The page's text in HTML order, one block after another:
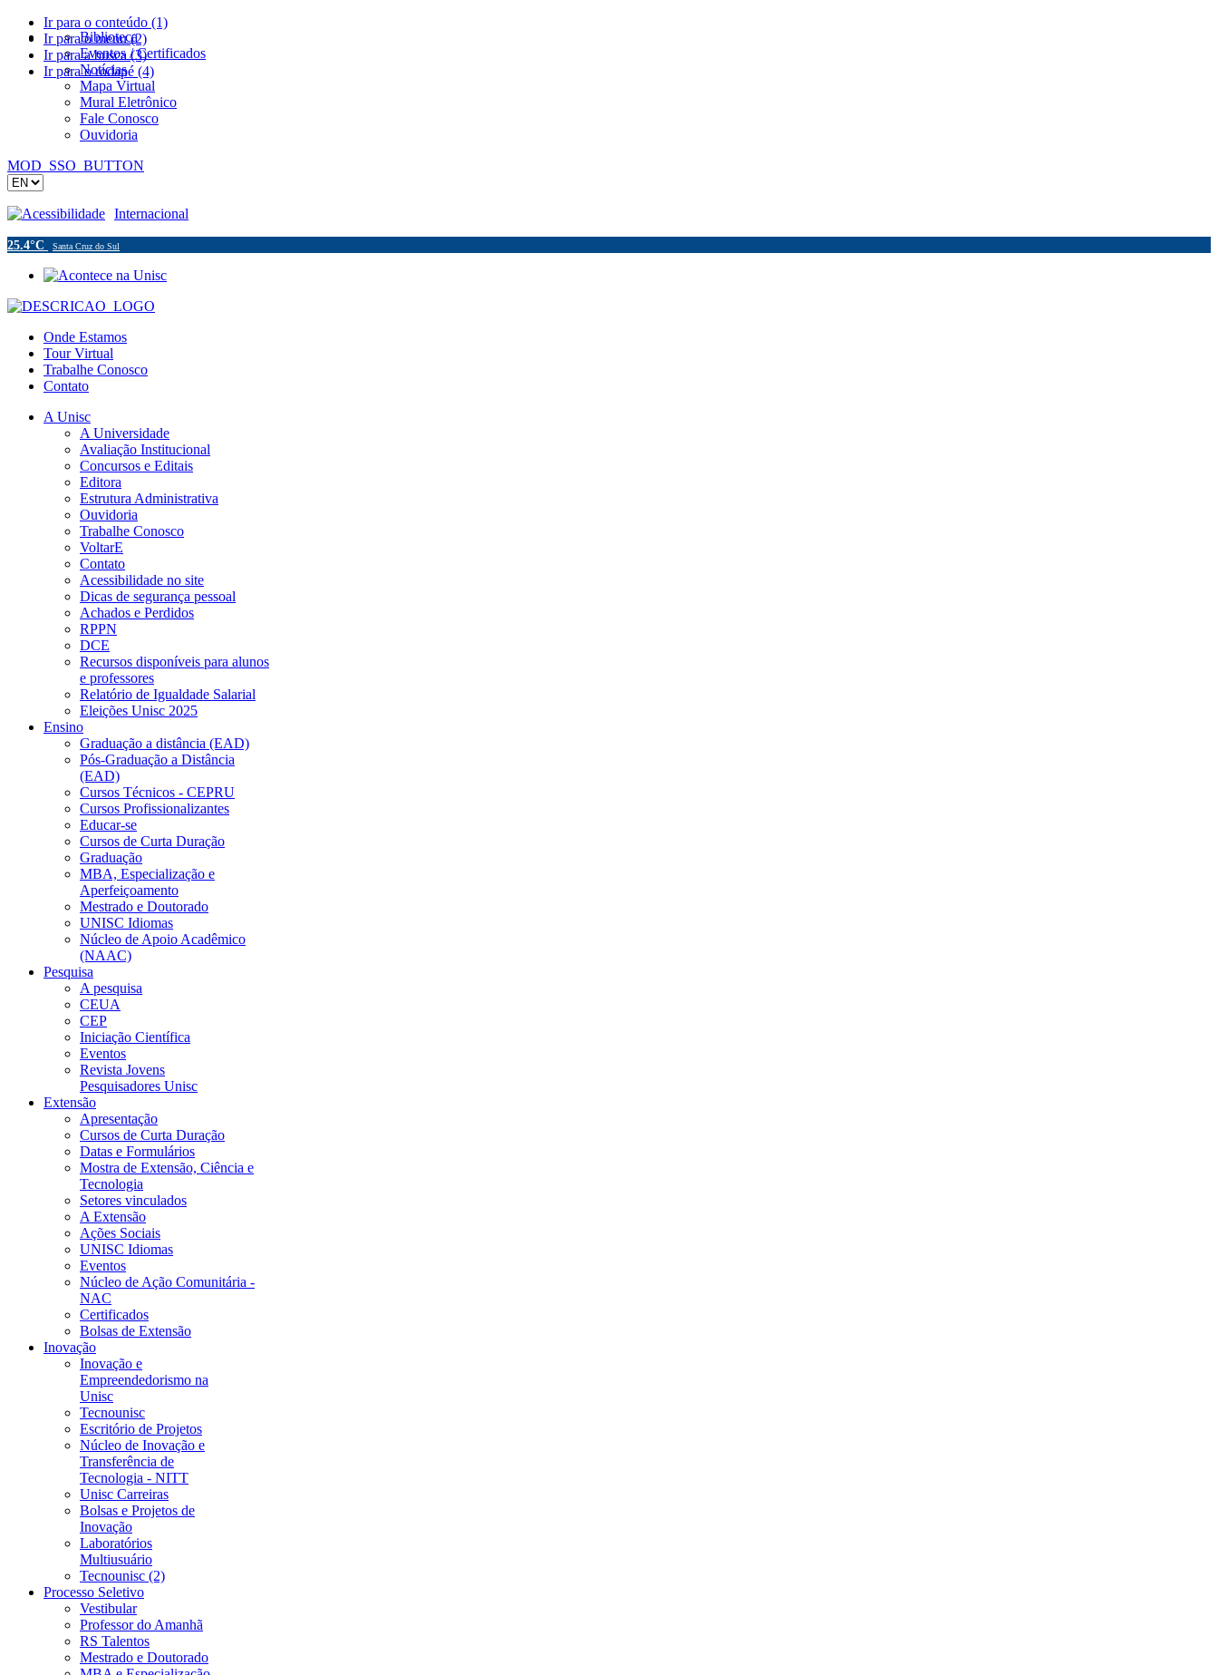
Ir para o conteúdo (1)
Ir para o menu (2)
Ir para a busca (3)
Ir para o rodapé (4)
Biblioteca
Eventos / Certificados
Notícias
Mapa Virtual
Mural Eletrônico
Fale Conosco
Ouvidoria
MOD_SSO_BUTTON
Acessibilidade Internacional
25.4°C Santa Cruz do Sul
Onde Estamos
Tour Virtual
Trabalhe Conosco
Contato
A Unisc
A Universidade
Avaliação Institucional
Concursos e Editais
Editora
Estrutura Administrativa
Ouvidoria
Trabalhe Conosco
VoltarE
Contato
Acessibilidade no site
Dicas de segurança pessoal
Achados e Perdidos
RPPN
DCE
Recursos disponíveis para alunos
e professores
Relatório de Igualdade Salarial
Eleições Unisc 2025
Ensino
Graduação a distância (EAD)
Pós-Graduação a Distância
(EAD)
Cursos Técnicos - CEPRU
Cursos Profissionalizantes
Educar-se
Cursos de Curta Duração
Graduação
MBA, Especialização e
Aperfeiçoamento
Mestrado e Doutorado
UNISC Idiomas
Núcleo de Apoio Acadêmico
(NAAC)
Pesquisa
A pesquisa
CEUA
CEP
Iniciação Científica
Eventos
Revista Jovens
Pesquisadores Unisc
Extensão
Apresentação
Cursos de Curta Duração
Datas e Formulários
Mostra de Extensão, Ciência e
Tecnologia
Setores vinculados
A Extensão
Ações Sociais
UNISC Idiomas
Eventos
Núcleo de Ação Comunitária -
NAC
Certificados
Bolsas de Extensão
Inovação
Inovação e
Empreendedorismo na
Unisc
Tecnounisc
Escritório de Projetos
Núcleo de Inovação e
Transferência de
Tecnologia - NITT
Unisc Carreiras
Bolsas e Projetos de
Inovação
Laboratórios
Multiusuário
Tecnounisc (2)
Processo Seletivo
Vestibular
Professor do Amanhã
RS Talentos
Mestrado e Doutorado